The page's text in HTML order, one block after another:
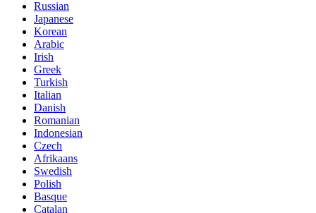
Russian
Japanese
Korean
Arabic
Irish
Greek
Turkish
Italian
Danish
Romanian
Indonesian
Czech
Afrikaans
Swedish
Polish
Basque
Catalan